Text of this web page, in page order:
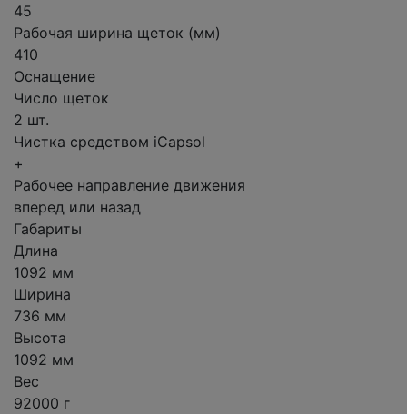
45
Рабочая ширина щеток (мм)
410
Оснащение
Число щеток
2 шт.
Чистка средством iCapsol
+
Рабочее направление движения
вперед или назад
Габариты
Длина
1092 мм
Ширина
736 мм
Высота
1092 мм
Вес
92000 г